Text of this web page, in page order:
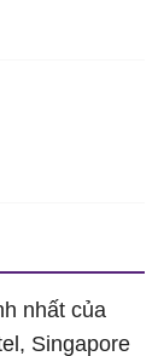
nhất của
Singapore